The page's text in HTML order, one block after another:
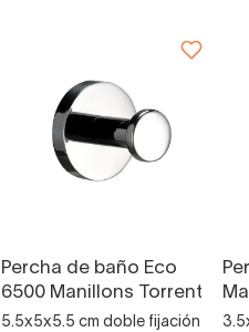
Percha de baño Eco
6500 Manillons Torrent
5.5x5x5.5 cm doble fijación